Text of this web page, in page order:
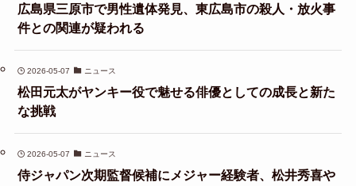
広島県三原市で男性遺体発見、東広島市の殺人・放火事
件との関連が疑われる
2026-05-07 ニュース
松田元太がヤンキー役で魅せる俳優としての成長と新た
な挑戦
2026-05-07 ニュース
侍ジャパン次期監督候補にメジャー経験者、松井秀喜や